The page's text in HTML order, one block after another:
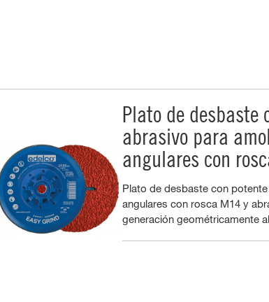
Plato de desbaste
abrasivo para
angulares con
Plato de desbaste con
angulares con rosca M14 y
generación geométricamente